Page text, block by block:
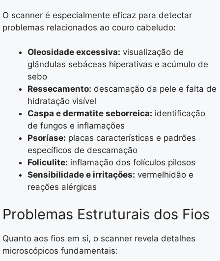
O scanner é especialmente eficaz para detectar
problemas relacionados ao couro cabeludo:
Oleosidade excessiva: visualização de
glândulas sebáceas hiperativas e acúmulo de
sebo
Ressecamento: descamação da pele e falta de
hidratação visível
Caspa e dermatite seborreica: identificação
de fungos e inflamações
Psoríase: placas características e padrões
específicos de descamação
Foliculite: inflamação dos folículos pilosos
Sensibilidade e irritações: vermelhidão e
reações alérgicas
Problemas Estruturais dos Fios
Quanto aos fios em si, o scanner revela detalhes
microscópicos fundamentais: